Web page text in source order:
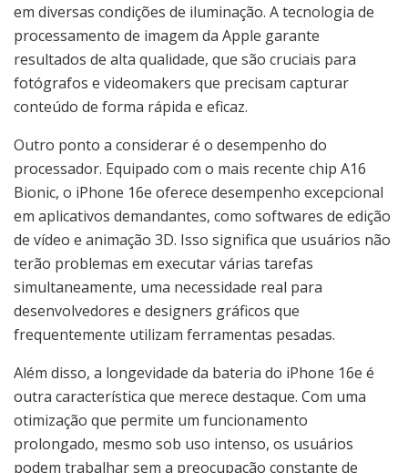
em diversas condições de iluminação. A tecnologia de
processamento de imagem da Apple garante
resultados de alta qualidade, que são cruciais para
fotógrafos e videomakers que precisam capturar
conteúdo de forma rápida e eficaz.
Outro ponto a considerar é o desempenho do
processador. Equipado com o mais recente chip A16
Bionic, o iPhone 16e oferece desempenho excepcional
em aplicativos demandantes, como softwares de edição
de vídeo e animação 3D. Isso significa que usuários não
terão problemas em executar várias tarefas
simultaneamente, uma necessidade real para
desenvolvedores e designers gráficos que
frequentemente utilizam ferramentas pesadas.
Além disso, a longevidade da bateria do iPhone 16e é
outra característica que merece destaque. Com uma
otimização que permite um funcionamento
prolongado, mesmo sob uso intenso, os usuários
podem trabalhar sem a preocupação constante de